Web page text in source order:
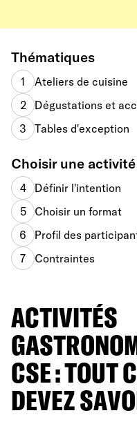
Thématiques
1
Ateliers de cuisine
2
Dégustations et
3
Tables d'exception
Choisir une activité
4
Définir l'intention
5
Choisir un format
6
Profil des
7
Contraintes
ACTIVITÉS
CSE : TOUT
DEVEZ